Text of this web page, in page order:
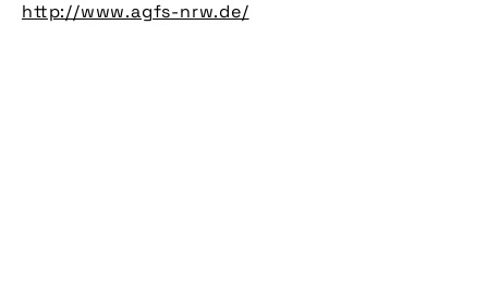
http://www.agfs-nrw.de/